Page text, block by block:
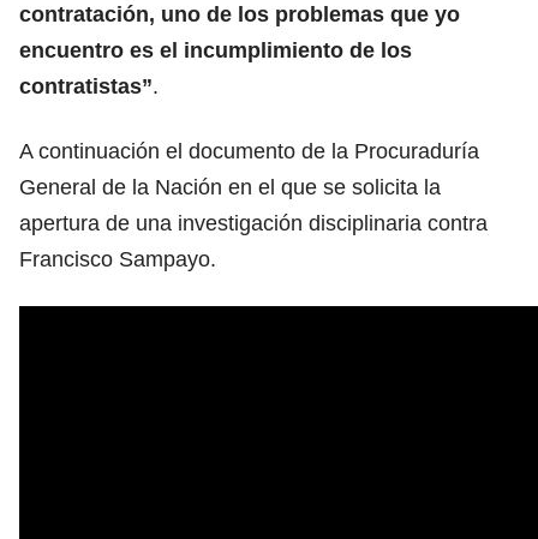
contratación, uno de los problemas que yo
encuentro es el incumplimiento de los
contratistas”.
A continuación el documento de la Procuraduría
General de la Nación en el que se solicita la
apertura de una investigación disciplinaria contra
Francisco Sampayo.